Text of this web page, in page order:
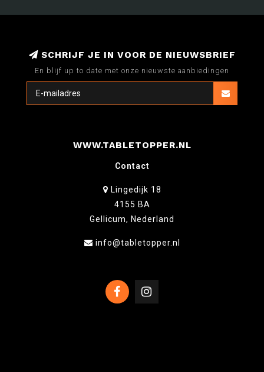
SCHRIJF JE IN VOOR DE NIEUWSBRIEF
En blijf up to date met onze nieuwste aanbiedingen
WWW.TABLETOPPER.NL
Contact
Lingedijk 18
4155 BA
Gellicum, Nederland
info@tabletopper.nl